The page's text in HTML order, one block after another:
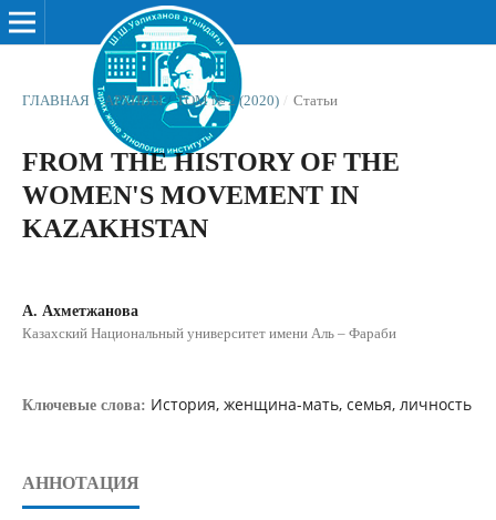
ГЛАВНАЯ / АРХИВЫ / ТОМ № 2 (2020) / Статьи
FROM THE HISTORY OF THE
WOMEN'S MOVEMENT IN
KAZAKHSTAN
А. Ахметжанова
Казахский Национальный университет имени Аль – Фараби
Ключевые слова: История, женщина-мать, семья, личность
АННОТАЦИЯ